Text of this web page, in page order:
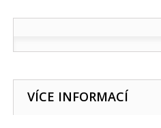
VÍCE INFORMACÍ